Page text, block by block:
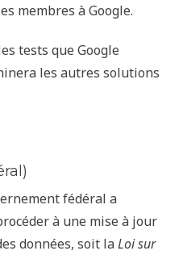
membres à Google.
tests que Google
les autres solutions
fédéral a
à une mise à jour
données, soit laLoi sur